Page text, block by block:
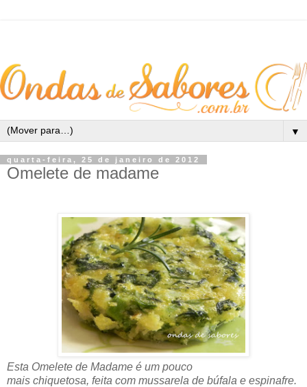
▼
quarta-feira, 25 de janeiro de 2012
Omelete de madame
Esta Omelete de Madame é um pouco
mais chiquetosa, feita com mussarela de búfala e espinafre.